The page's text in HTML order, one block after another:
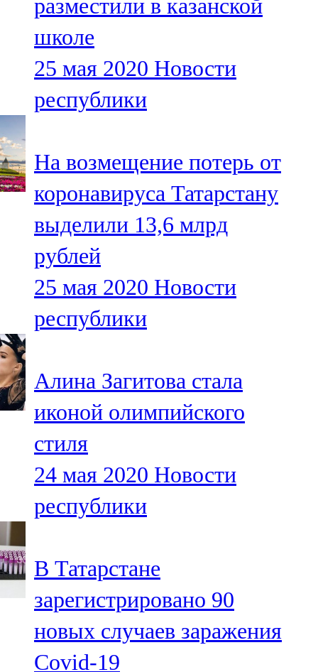
разместили в казанской
школе
25 мая 2020 Новости
республики
На возмещение потерь от
коронавируса Татарстану
выделили 13,6 млрд
рублей
25 мая 2020 Новости
республики
Алина Загитова стала
иконой олимпийского
стиля
24 мая 2020 Новости
республики
В Татарстане
зарегистрировано 90
новых случаев заражения
Covid-19